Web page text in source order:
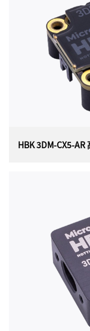
美国 HBK（原
单元 (IMU) 和
的 OEM 封装提
均经过单独校
HBK 3DM-CX5-
HBK 3DM-
美国 HBK（原
CX5-15）高性
前最小、最轻
准和温度补偿
件下实现测量
种应用，包括